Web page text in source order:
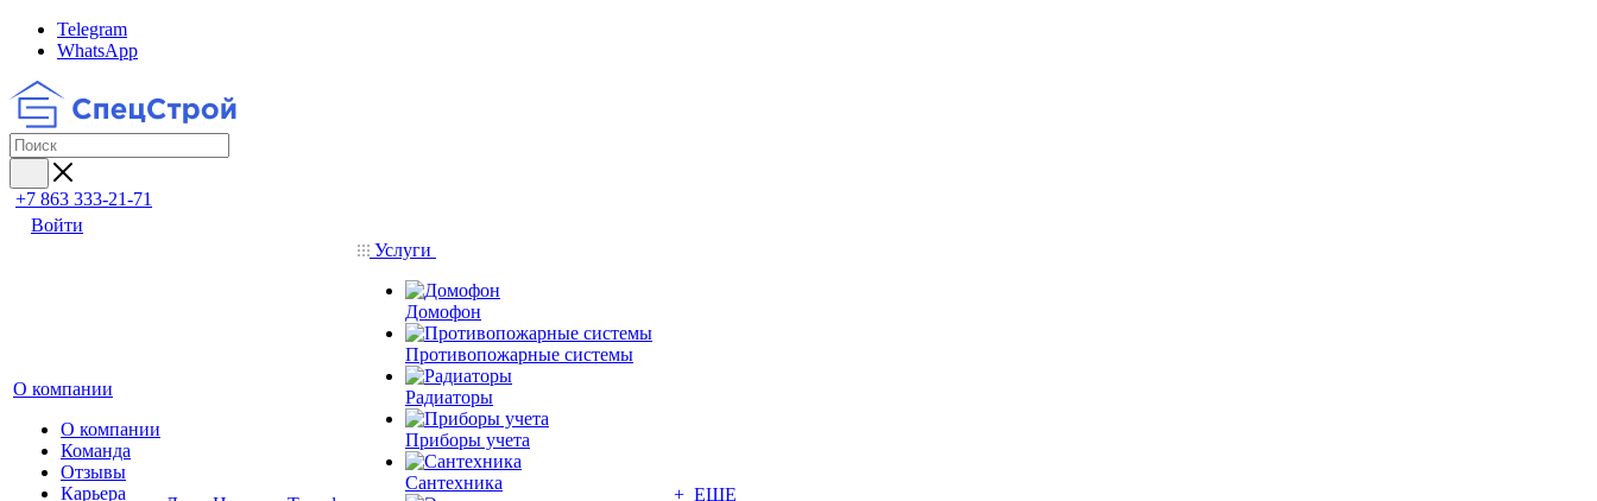
Telegram
WhatsApp
+7 863 333-21-71
Войти
О компании
О компании
Команда
Отзывы
Карьера
Услуги
Домофон
Противопожарные системы
Радиаторы
Приборы учета
Сантехника
+ ЕЩЕ